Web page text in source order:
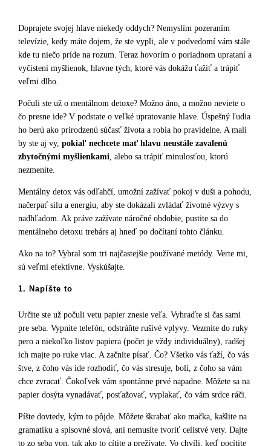
Doprajete svojej hlave niekedy oddych? Nemyslím pozeraním
televízie, kedy máte dojem, že ste vypli, ale v podvedomí vám stále
kde tu niečo príde na rozum. Teraz hovorím o poriadnom uprataní a
vyčistení myšlienok, hlavne tých, ktoré vás dokážu ťažiť a trápiť
veľmi dlho.
Počuli ste už o mentálnom detoxe? Možno áno, a možno neviete o
čo presne ide? V podstate o veľké upratovanie hlave. Úspešný ľudia
ho berú ako prirodzenú súčasť života a robia ho pravidelne. A mali
by ste aj vy, pokiaľ nechcete mať hlavu neustále zavalenú
zbytočnými myšlienkami, alebo sa trápiť minulosťou, ktorú
nezmeníte.
Mentálny detox vás odľahčí, umožní zažívať pokoj v duši a pohodu,
načerpať silu a energiu, aby ste dokázali zvládať životné výzvy s
nadhľadom. Ak práve zažívate náročné obdobie, pustite sa do
mentálneho detoxu trebárs aj hneď po dočítaní tohto článku.
Ako na to? Vybral som tri najčastejšie používané metódy. Verte mi,
sú veľmi efektívne. Vyskúšajte.
1. Napíšte to
Určite ste už počuli vetu papier znesie veľa. Vyhraďte si čas sami
pre seba. Vypnite telefón, odstráňte rušivé vplyvy. Vezmite do ruky
pero a niekoľko listov papiera (počet je vždy individuálny), radšej
ich majte po ruke viac. A začnite písať. Čo? Všetko vás ťaží, čo vás
štve, z čoho vás ide rozhodiť, čo vás stresuje, bolí, z čoho sa vám
chce zvracať. Čokoľvek vám spontánne prvé napadne. Môžete sa na
papier dosýta vynadávať, posťažovať, vyplakať, čo vám srdce ráči.
Píšte dovtedy, kým to pôjde. Môžete škrabať ako mačka, kašlite na
gramatiku a spisovné slová, ani nemusíte tvoriť celistvé vety. Dajte
to zo seba von, tak ako to cítite a prežívate. Vo chvíli, keď pocítite